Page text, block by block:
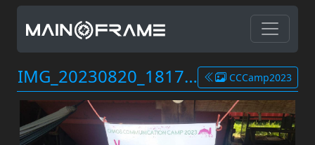
IMG_20230820_181738.jpg CCCamp2023